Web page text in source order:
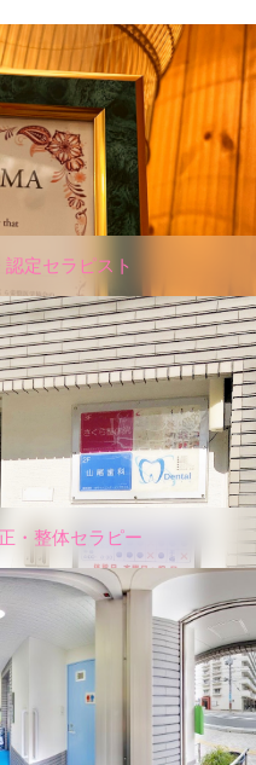
定セラピスト
・整体セラピー